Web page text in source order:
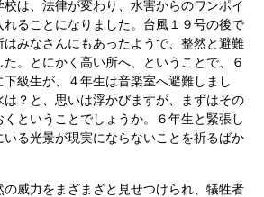
は、法律が変わり、水害からのワンポイ
れることになりました。台風１９号の後で
はみなさんにもあったようで、整然と避難
。とにかく高い所へ、ということで、６
級生が、４年生は音楽室へ避難しまし
？と、思いは浮かびますが、まずはその
ということでしょうか。６年生と緊張し
る光景が現実にならないことを祈るばか
の威力をまざまざと見せつけられ、犠牲者